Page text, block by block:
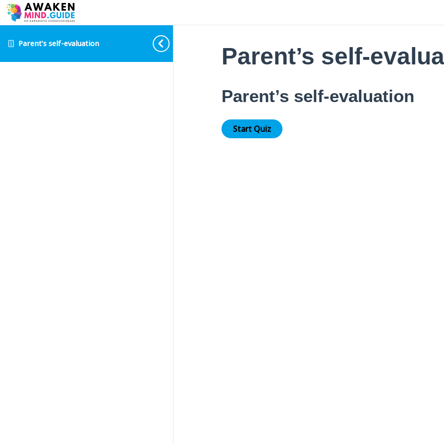
Parent’s self-evaluation Parent’s self-
Parent’s self-evaluation